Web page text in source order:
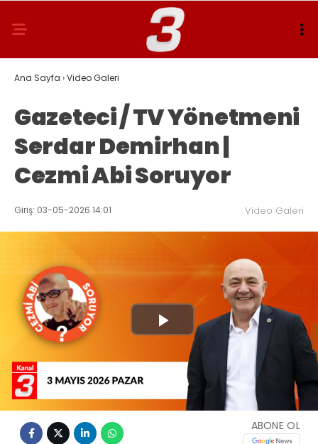
Ana Sayfa ›Video Galeri
Gazeteci / TV Yönetmeni
Serdar Demirhan |
Cezmi Abi Soruyor
Giriş: 03-05-2026 14:01 Video Galeri
Play
Video
ABONE OL